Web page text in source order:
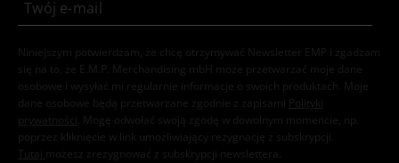
Niniejszym potwierdzam, że chcę otrzymywać Newsletter EMP i zgadzam
się na to, że E.M.P. Merchandising mbH może przetwarzać moje dane
osobowe i wysyłać mi regularnie informacje o swoich produktach. Moje
dane osobowe będą przetwarzane zgodnie z zapisami
Polityki
prywatności . Mogę odwołać swoją zgodę w dowolnym momencie, np.
poprzez kliknięcie w link umożliwiający rezygnację z subskrypcji.
Tutaj możesz zrezygnować z subskrypcji newslettera.